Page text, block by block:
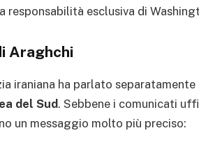
responsabilità esclusiva di
Araghchi
iraniana ha parlato
del Sud. Sebbene i comunicati
un messaggio molto più preciso: